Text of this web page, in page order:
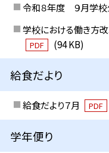
令和８年度 ９月学校
学校における働き方
PDF (94 KB)
給食だより
給食だより７月 PDF
学年便り